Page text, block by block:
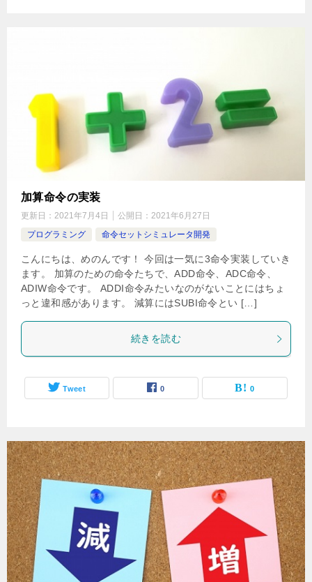
加算命令の実装
更新日： 2021年7月4日 公開日： 2021年6月27日
プログラミング
命令セットシミュレータ開発
こんにちは、めのんです！ 今回は一気に3命令実装していき
ます。 加算のための命令たちで、ADD命令、ADC命令、
ADIW命令です。 ADDI命令みたいなのがないことにはちょ
っと違和感があります。 減算にはSUBI命令とい […]
続きを読む
Tweet 0 0